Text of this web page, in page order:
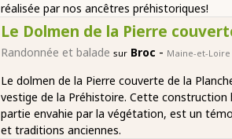
réalisée par nos ancêtres préhistoriques!
Le Dolmen de la Pierre
Randonnée et balade sur Broc - Maine-et-Loire
Le dolmen de la Pierre couverte de la
vestige de la Préhistoire. Cette construction
partie envahie par la végétation, est un
et traditions anciennes.